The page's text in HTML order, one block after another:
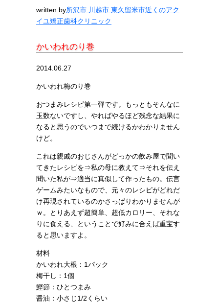
written by所沢市 川越市 東久留米市近くのアク
イユ矯正歯科クリニック
かいわれのり巻
2014.06.27
かいわれ梅のり巻
おつまみレシピ第一弾です。もっともそんなに
玉数ないですし、やればやるほど残念な結果に
なると思うのでいつまで続けるかわかりません
けど。
これは親戚のおじさんがどっかの飲み屋で聞い
てきたレシピを⇒私の母に教えて⇒それを伝え
聞いた私が⇒適当に真似して作ったもの。伝言
ゲームみたいなもので、元々のレシピがどれだ
け再現されているのかさっぱりわかりませんが
ｗ。とりあえず超簡単、超低カロリー、それな
りに食える、ということで好みに合えば重宝す
ると思いますよ。
材料
かいわれ大根：1パック
梅干し：1個
鰹節：ひとつまみ
醤油：小さじ1/2くらい